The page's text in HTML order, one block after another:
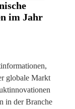
im Jahr
globale Markt
in der Branche